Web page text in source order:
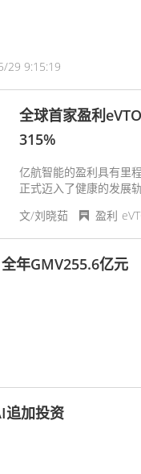
29 9:15:19
全球首家盈利
315%
亿航智能的盈利具有里
正式迈入了健康的发展
文/刘晓茹
盈利
年GMV255.6亿元
追加投资